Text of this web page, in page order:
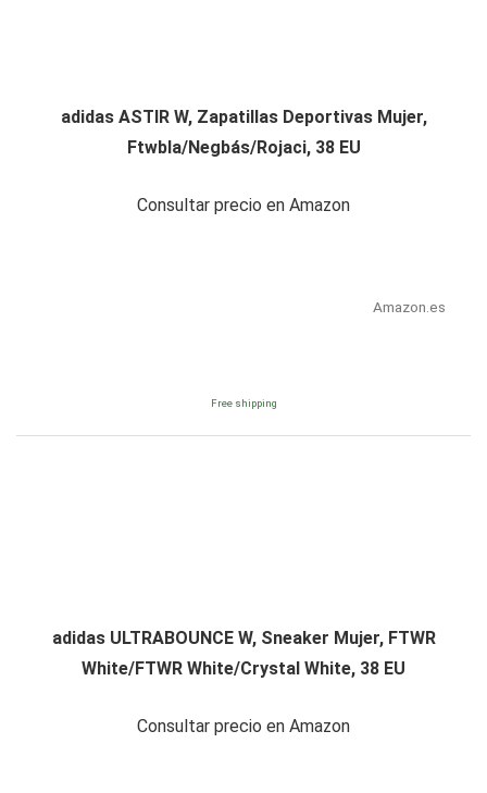
adidas ASTIR W, Zapatillas Deportivas Mujer,
Ftwbla/Negbás/Rojaci, 38 EU
Consultar precio en Amazon
Amazon.es
Free shipping
adidas ULTRABOUNCE W, Sneaker Mujer, FTWR
White/FTWR White/Crystal White, 38 EU
Consultar precio en Amazon